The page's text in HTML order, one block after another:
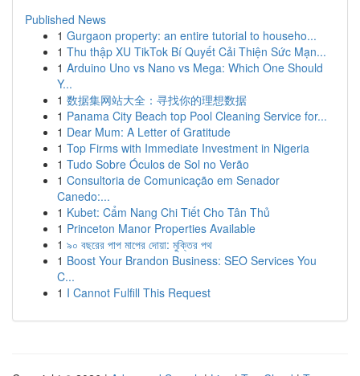
Published News
1 Gurgaon property: an entire tutorial to househo...
1 Thu thập XU TikTok Bí Quyết Cải Thiện Sức Mạn...
1 Arduino Uno vs Nano vs Mega: Which One Should
Y...
1 数据集网站大全：寻找你的理想数据
1 Panama City Beach top Pool Cleaning Service for...
1 Dear Mum: A Letter of Gratitude
1 Top Firms with Immediate Investment in Nigeria
1 Tudo Sobre Óculos de Sol no Verão
1 Consultoria de Comunicação em Senador
Canedo:...
1 Kubet: Cẩm Nang Chi Tiết Cho Tân Thủ
1 Princeton Manor Properties Available
1 ৯০ বছরের পাপ মাপের দোয়া: মুক্তির পথ
1 Boost Your Brandon Business: SEO Services You
C...
1 I Cannot Fulfill This Request